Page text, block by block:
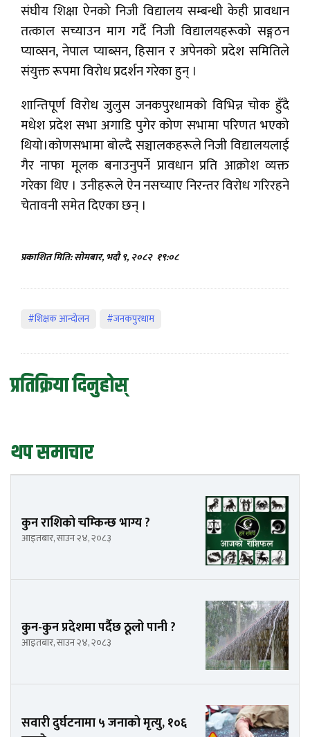
संघीय शिक्षा ऐनको निजी विद्यालय सम्बन्धी केही प्रावधान
तत्काल सच्याउन माग गर्दै निजी विद्यालयहरूको सङ्गठन
प्याव्सन, नेपाल प्याब्सन, हिसान र अपेनको प्रदेश समितिले
संयुक्त रूपमा विरोध प्रदर्शन गरेका हुन् ।
शान्तिपूर्ण विरोध जुलुस जनकपुरधामको विभिन्न चोक हुँदै
मधेश प्रदेश सभा अगाडि पुगेर कोण सभामा परिणत भएको
थियो।कोणसभामा बोल्दै सञ्चालकहरूले निजी विद्यालयलाई
गैर नाफा मूलक बनाउनुपर्ने प्रावधान प्रति आक्रोश व्यक्त
गरेका थिए । उनीहरूले ऐन नसच्याए निरन्तर विरोध गरिरहने
चेतावनी समेत दिएका छन् ।
प्रकाशित मिति: सोमबार, भदौ ९, २०८२ १९:०८
#शिक्षक आन्दोलन #जनकपुरधाम
प्रतिक्रिया दिनुहोस्
थप समाचार
कुन राशिको चम्किन्छ भाग्य ?
आइतबार, साउन २४, २०८३
कुन-कुन प्रदेशमा पर्दैछ ठूलो पानी ?
आइतबार, साउन २४, २०८३
सवारी दुर्घटनामा ५ जनाको मृत्यु, १०६